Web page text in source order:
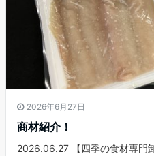
2026年6月27日
商材紹介！
2026.06.27 【四季の食材専門